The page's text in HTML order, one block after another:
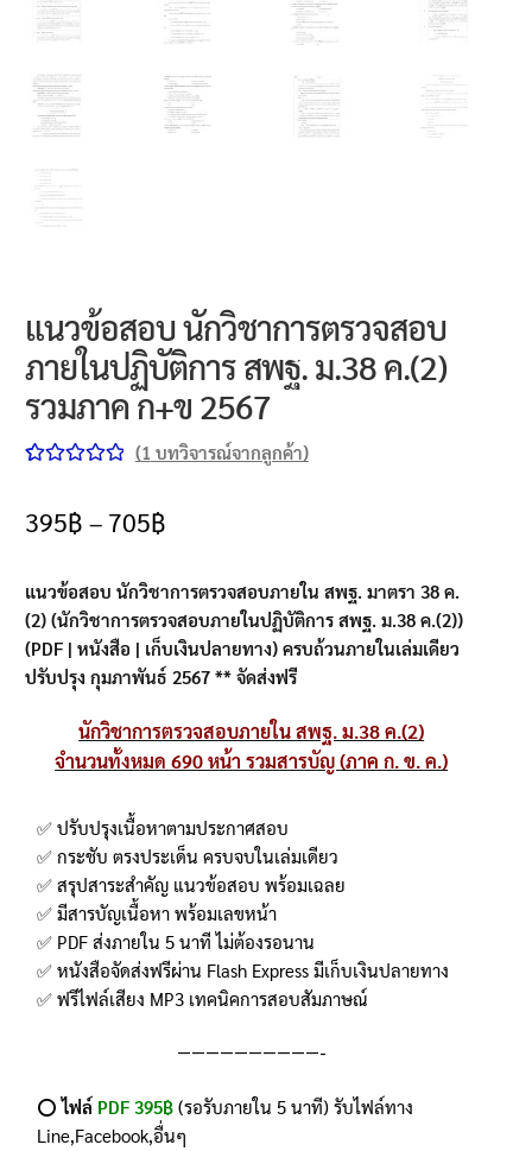
แนวข้อสอบ นักวิชาการตรวจสอบ
ภายในปฏิบัติการ สพฐ. ม.38 ค.(2)
รวมภาค ก+ข 2567
คะแนนเต็ม
คะแนนของ
ลูกค้า
(1 บทวิจารณ์จากลูกค้า)
395฿ – 705฿
แนวข้อสอบ นักวิชาการตรวจสอบภายใน สพฐ. มาตรา 38 ค.
(2) (นักวิชาการตรวจสอบภายในปฏิบัติการ สพฐ. ม.38 ค.(2))
(PDF | หนังสือ | เก็บเงินปลายทาง) ครบถ้วนภายในเล่มเดียว
ปรับปรุง กุมภาพันธ์ 2567 ** จัดส่งฟรี
นักวิชาการตรวจสอบภายใน สพฐ. ม.38 ค.(2)
จำนวนทั้งหมด 690 หน้า รวมสารบัญ (ภาค ก. ข. ค.)
✅ ปรับปรุงเนื้อหาตามประกาศสอบ
✅ กระชับ ตรงประเด็น ครบจบในเล่มเดียว
✅ สรุปสาระสำคัญ แนวข้อสอบ พร้อมเฉลย
✅ มีสารบัญเนื้อหา พร้อมเลขหน้า
✅ PDF ส่งภายใน 5 นาที ไม่ต้องรอนาน
✅ หนังสือจัดส่งฟรีผ่าน Flash Express มีเก็บเงินปลายทาง
✅ ฟรีไฟล์เสียง MP3 เทคนิคการสอบสัมภาษณ์
——————————-
⭕️ไฟล์ PDF 395฿ (รอรับภายใน 5 นาที) รับไฟล์ทาง
Line,Facebook,อื่นๆ